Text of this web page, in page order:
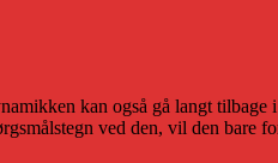
kan også gå langt tilbage
ved den, vil den bare